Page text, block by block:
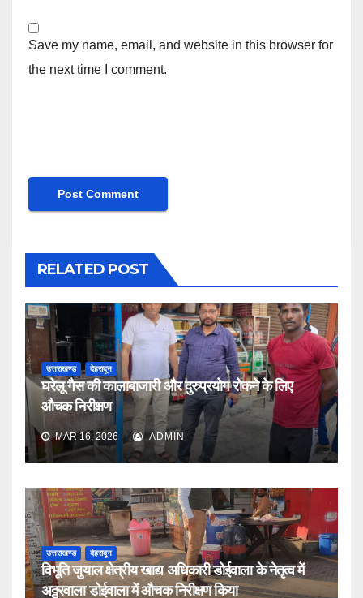
Save my name, email, and website in this browser for
the next time I comment.
RELATED POST
उत्तराखण्ड देहरादून
घरेलू गैस की कालाबाजारी और दुरुप्रयोग रोकने के लिए
औचक निरीक्षण
MAR 16, 2026 ADMIN
उत्तराखण्ड देहरादून
विभूति जुयाल क्षेत्रीय खाद्य अधिकारी डोईवाला के नेतृत्व में
अठ्ठुरवाला डोईवाला में औचक निरीक्षण किया